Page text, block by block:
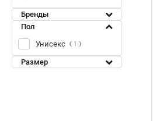
Бренды
Пол
Унисекс 1
Размер